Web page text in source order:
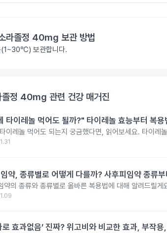
라졸정 40mg 보관 방법
(1~30℃) 보관합니다.
졸정 40mg 관련 건강 매거진
타이레놀 먹어도 될까?" 타이레놀 효능부터 복용
이레놀 먹어도 되는지 궁금했다면, 읽어보세요. 타이레
약, 종류별로 어떻게 다를까? 사후피임약 종류부
약의 종류와 종류별로 올바른 복용법에 대해 알려드릴게
로 효과없음’ 진짜? 위고비와 비교한 효과, 부작용